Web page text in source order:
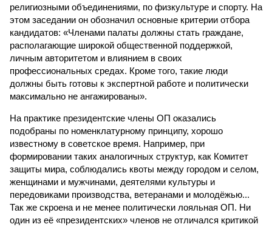
религиозными объединениями, по физкультуре и спорту. На
этом заседании он обозначил основные критерии отбора
кандидатов: «Членами палаты должны стать граждане,
располагающие широкой общественной поддержкой,
личным авторитетом и влиянием в своих
профессиональных средах. Кроме того, такие люди
должны быть готовы к экспертной работе и политически
максимально не ангажированы».
На практике президентские члены ОП оказались
подобраны по номенклатурному принципу, хорошо
известному в советское время. Например, при
формировании таких аналогичных структур, как Комитет
защиты мира, соблюдались квоты между городом и селом,
женщинами и мужчинами, деятелями культуры и
передовиками производства, ветеранами и молодёжью...
Так же скроена и не менее политически лояльная ОП. Ни
один из её «президентских» членов не отличался критикой